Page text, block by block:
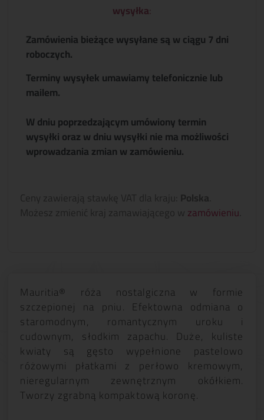
wysyłka:
Zamówienia bieżące wysyłane są w ciągu 7 dni
roboczych.
Terminy wysyłek umawiamy telefonicznie lub
mailem.
W dniu poprzedzającym umówiony termin
wysyłki oraz w dniu wysyłki nie ma możliwości
wprowadzania zmian w zamówieniu.
Ceny zawierają stawkę VAT dla kraju: Polska
Możesz zmienić kraj zamawiającego wzamówieniu
Mauritia® róża nostalgiczna w formie
szczepionej na pniu. Efektowna odmiana o
staromodnym, romantycznym uroku i
cudownym, słodkim zapachu. Duże, kuliste
kwiaty są gęsto wypełnione pastelowo
różowymi płatkami z perłowo kremowym,
nieregularnym zewnętrznym okółkiem.
Tworzy zgrabną kompaktową koronę.